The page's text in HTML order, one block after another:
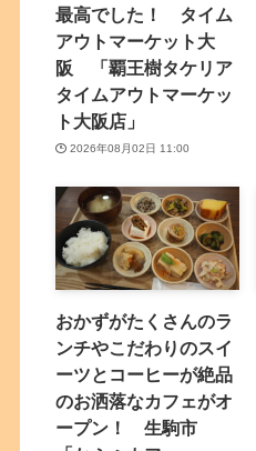
最高でした！ タイム
アウトマーケット大
阪 「覇王樹タケリア
タイムアウトマーケッ
ト大阪店」
2026年08月02日 11:00
おかずがたくさんのラ
ンチやこだわりのスイ
ーツとコーヒーが絶品
のお洒落なカフェがオ
ープン！ 生駒市